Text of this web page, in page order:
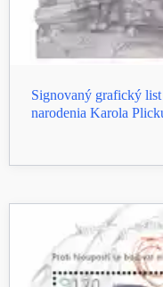
Signovaný grafický
narodenia Karola